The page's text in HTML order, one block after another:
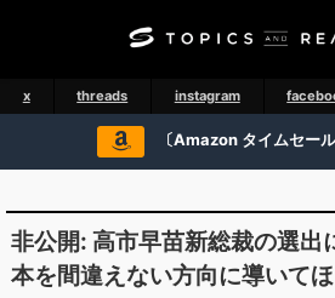
x threads instagram
〔Amazon タイムセー
非公開: 高市早苗新総裁の選出
本を間違えない方向に導いてほ